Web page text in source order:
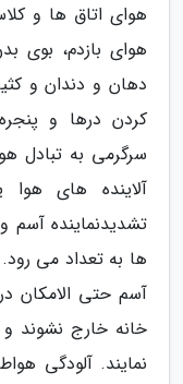
هوای اتاق ها و
هوای بازدم، بوی
دهان و دندان و
کردن درها و
سرگرمی به تبادل
آلاینده های
تشدیدنماینده آسم
ها به تعداد می
آسم حتی الامکان
خانه خارج نشوند
نمایند. آلودگی